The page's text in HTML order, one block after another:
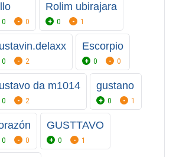
0 0
Rolim ubirajara
0 1
0 2
Escorpio
0 0
da m1014
0 2
gustano
0 1
0 0
GUSTTAVO
0 1